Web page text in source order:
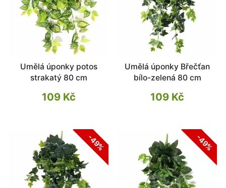
Umělá úponky potos
strakatý 80 cm
109 Kč
Umělá úponky Břečťan
bílo-zelená 80 cm
109 Kč
-49% -49%